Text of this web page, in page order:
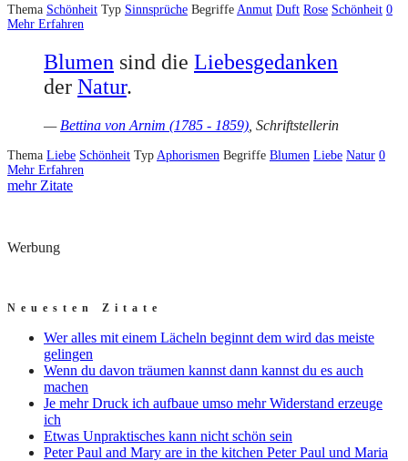
Thema Schönheit Typ Sinnsprüche Begriffe Anmut Duft Rose Schönheit 0
Mehr Erfahren
Blumen sind die Liebesgedanken
der Natur.
— Bettina von Arnim (1785 - 1859) , Schriftstellerin
Thema Liebe Schönheit Typ Aphorismen Begriffe Blumen Liebe Natur 0
Mehr Erfahren
mehr Zitate
Werbung
Neuesten Zitate
Wer alles mit einem Lächeln beginnt dem wird das meiste
gelingen
Wenn du davon träumen kannst dann kannst du es auch
machen
Je mehr Druck ich aufbaue umso mehr Widerstand erzeuge
ich
Etwas Unpraktisches kann nicht schön sein
Peter Paul and Mary are in the kitchen Peter Paul und Maria